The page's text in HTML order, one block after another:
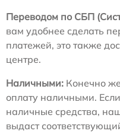
Переводом по СБП
вам удобнее сделать
платежей, это также
центре.
Наличными: Конечно
оплату наличными.
наличные средства,
выдаст